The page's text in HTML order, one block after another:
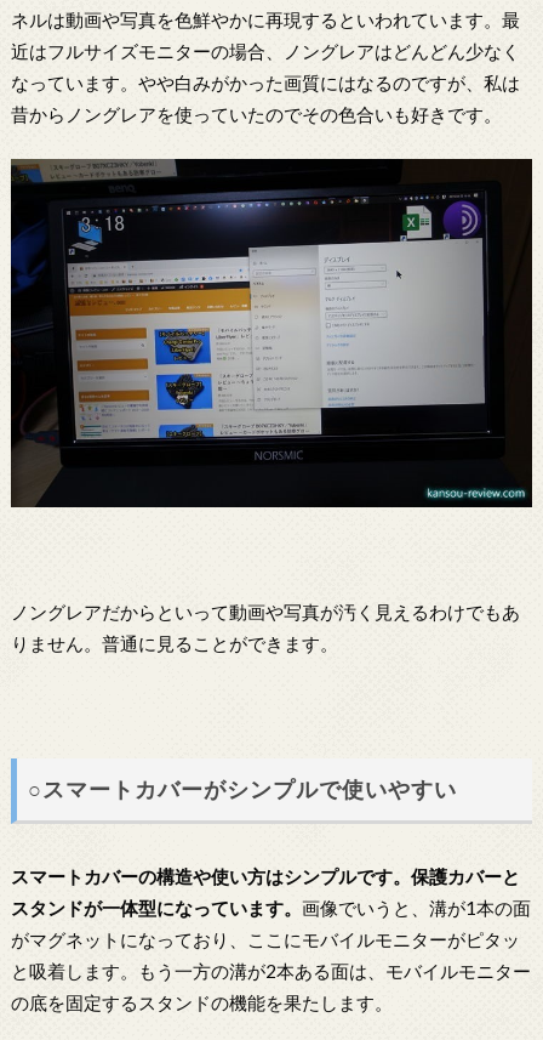
ネルは動画や写真を色鮮やかに再現するといわれています。最
近はフルサイズモニターの場合、ノングレアはどんどん少なく
なっています。やや白みがかった画質にはなるのですが、私は
昔からノングレアを使っていたのでその色合いも好きです。
ノングレアだからといって動画や写真が汚く見えるわけでもあ
りません。普通に見ることができます。
○スマートカバーがシンプルで使いやすい
スマートカバーの構造や使い方はシンプルです。保護カバーと
スタンドが一体型になっています。 画像でいうと、溝が1本の面
がマグネットになっており、ここにモバイルモニターがピタッ
と吸着します。もう一方の溝が2本ある面は、モバイルモニター
の底を固定するスタンドの機能を果たします。